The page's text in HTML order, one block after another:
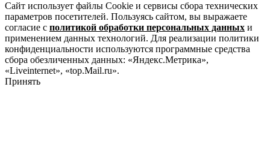
Сайт использует файлы Cookie и сервисы сбора технических
параметров посетителей. Пользуясь сайтом, вы выражаете
согласие с политикой обработки персональных данных и
применением данных технологий. Для реализации политики
конфиденциальности используются программные средства
сбора обезличенных данных: «Яндекс.Метрика»,
«Liveinternet», «top.Mail.ru».
Принять